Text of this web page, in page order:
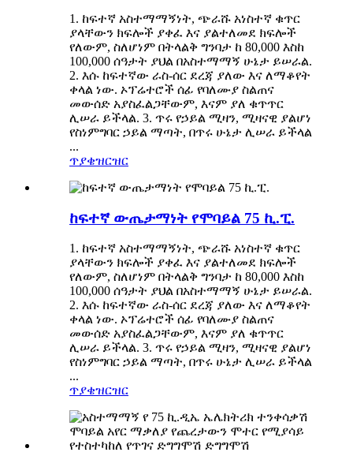
1. ከፍተኛ አስተማማኝነት, ጭራሹ አነስተኛ ቁጥር
ያላቸውን ክፍሎች ያቀፈ እና ያልተለመደ ክፍሎች
የለውም, ስለሆነም በትላልቅ ግንባታ ከ 80,000 እስከ
100,000 ሰዓታት ያህል በአስተማማኝ ሁኔታ ይሠራል.
2. እሱ ከፍተኛው ራስ-ሰር ደረጃ ያለው እና ለማቆየት
ቀላል ነው. ኦፕሬተሮች ሰፊ የባለሙያ ስልጠና
መውሰድ አያስፈልጋቸውም, እናም ያለ ቁጥጥር
ሊሠራ ይችላል. 3. ጥሩ የኃይል ሚዛን, ሚዛናዊ ያልሆነ
የስነምግባር ኃይል ማጣት, በጥሩ ሁኔታ ሊሠራ ይችላል
...
ጥያቄዝርዝር
ከፍተኛ ውጤታማነት የሞባይል 75 ኪ.ፒ.
1. ከፍተኛ አስተማማኝነት, ጭራሹ አነስተኛ ቁጥር
ያላቸውን ክፍሎች ያቀፈ እና ያልተለመደ ክፍሎች
የለውም, ስለሆነም በትላልቅ ግንባታ ከ 80,000 እስከ
100,000 ሰዓታት ያህል በአስተማማኝ ሁኔታ ይሠራል.
2. እሱ ከፍተኛው ራስ-ሰር ደረጃ ያለው እና ለማቆየት
ቀላል ነው. ኦፕሬተሮች ሰፊ የባለሙያ ስልጠና
መውሰድ አያስፈልጋቸውም, እናም ያለ ቁጥጥር
ሊሠራ ይችላል. 3. ጥሩ የኃይል ሚዛን, ሚዛናዊ ያልሆነ
የስነምግባር ኃይል ማጣት, በጥሩ ሁኔታ ሊሠራ ይችላል
...
ጥያቄዝርዝር